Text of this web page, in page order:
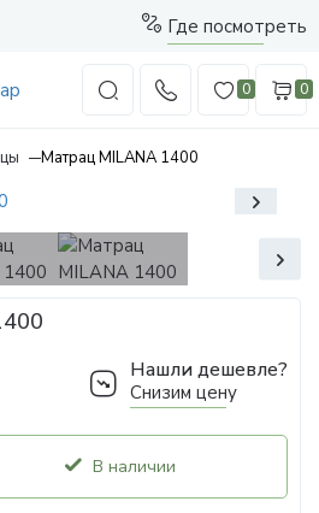
Где посмотреть
0 0
Матрац MILANA 1400
Нашли дешевле?
Снизим цену
В наличии